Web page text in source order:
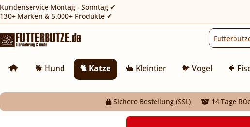
Kundenservice Montag - Sonntag ✔
130+ Marken & 5.000+ Produkte ✔
🐕 Hund 🐈 Katze 🐇 Kleintier 🐦 Vogel 🐠
Sichere Bestellung (SSL) 14 Tage